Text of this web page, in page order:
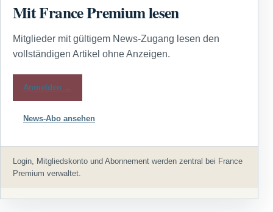
Mit France Premium lesen
Mitglieder mit gültigem News-Zugang lesen den
vollständigen Artikel ohne Anzeigen.
Anmelden →
News-Abo ansehen
Login, Mitgliedskonto und Abonnement werden zentral bei France
Premium verwaltet.